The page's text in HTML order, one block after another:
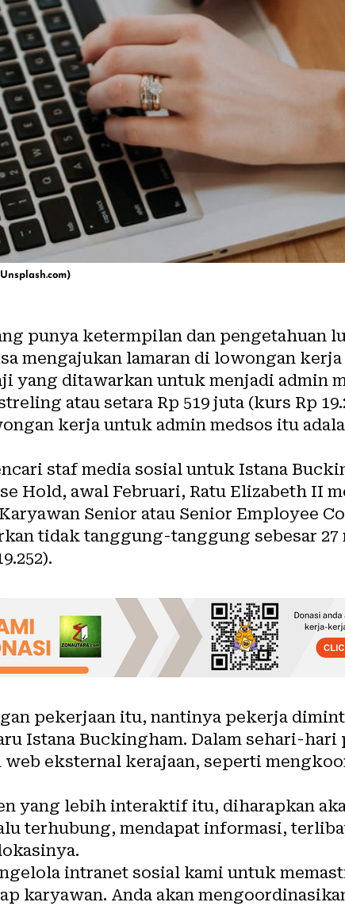
punya ketermpilan dan pengetahuan
mengajukan lamaran di lowongan kerja
yang ditawarkan untuk menjadi admin
atau setara Rp 519 juta (kurs Rp
kerja untuk admin medsos itu
staf media sosial untuk Istana
Hold, awal Februari, Ratu Elizabeth II
Senior atau Senior Employee
tidak tanggung-tanggung sebesar
pekerjaan itu, nantinya pekerja
Istana Buckingham. Dalam sehari-hari
web eksternal kerajaan, seperti
yang lebih interaktif itu, diharapkan
terhubung, mendapat informasi,
intranet sosial kami untuk
karyawan. Anda akan